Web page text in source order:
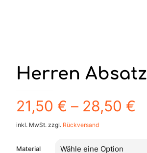
Herren Absatz
21,50 € – 28,50 €
inkl. MwSt. zzgl. Rückversand
Material